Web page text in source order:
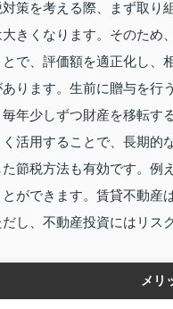
策を考える際、まず取り
きくなります。そのため
で、評価額を適正化し、
ります。生前に贈与を
年少しずつ財産を移転す
活用することで、長期的
節税方法も有効です。
ができます。賃貸不動
し、不動産投資にはリス
メリ